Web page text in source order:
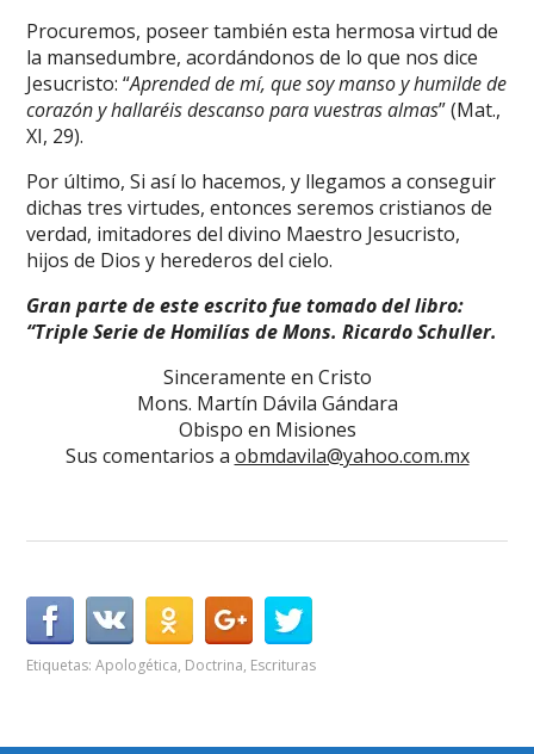
Procuremos, poseer también esta hermosa virtud de
la mansedumbre, acordándonos de lo que nos dice
Jesucristo: “Aprended de mí, que soy manso y humilde de
corazón y hallaréis descanso para vuestras almas” (Mat.,
XI, 29).
Por último, Si así lo hacemos, y llegamos a conseguir
dichas tres virtudes, entonces seremos cristianos de
verdad, imitadores del divino Maestro Jesucristo,
hijos de Dios y herederos del cielo.
Gran parte de este escrito fue tomado del libro:
“Triple Serie de Homilías de Mons. Ricardo Schuller.
Sinceramente en Cristo
Mons. Martín Dávila Gándara
Obispo en Misiones
Sus comentarios a obmdavila@yahoo.com.mx
Etiquetas:Apologética, Doctrina, Escrituras